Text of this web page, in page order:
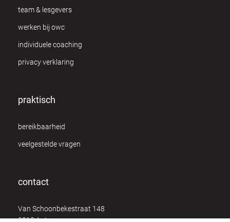
team & lesgevers
werken bij owc
individuele coaching
privacy verklaring
praktisch
bereikbaarheid
veelgestelde vragen
contact
Van Schoonbekestraat 148
2018 Antwerpen